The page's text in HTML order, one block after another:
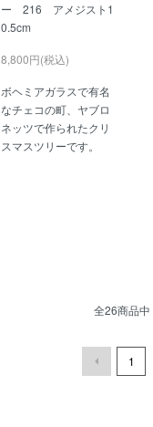
ー 216 アメジスト1
0.5cm
8,800円(税込)
ボヘミアガラスで有名
なチェコの町、ヤブロ
ネッツで作られたクリ
スマスツリーです。
全26商品中
1